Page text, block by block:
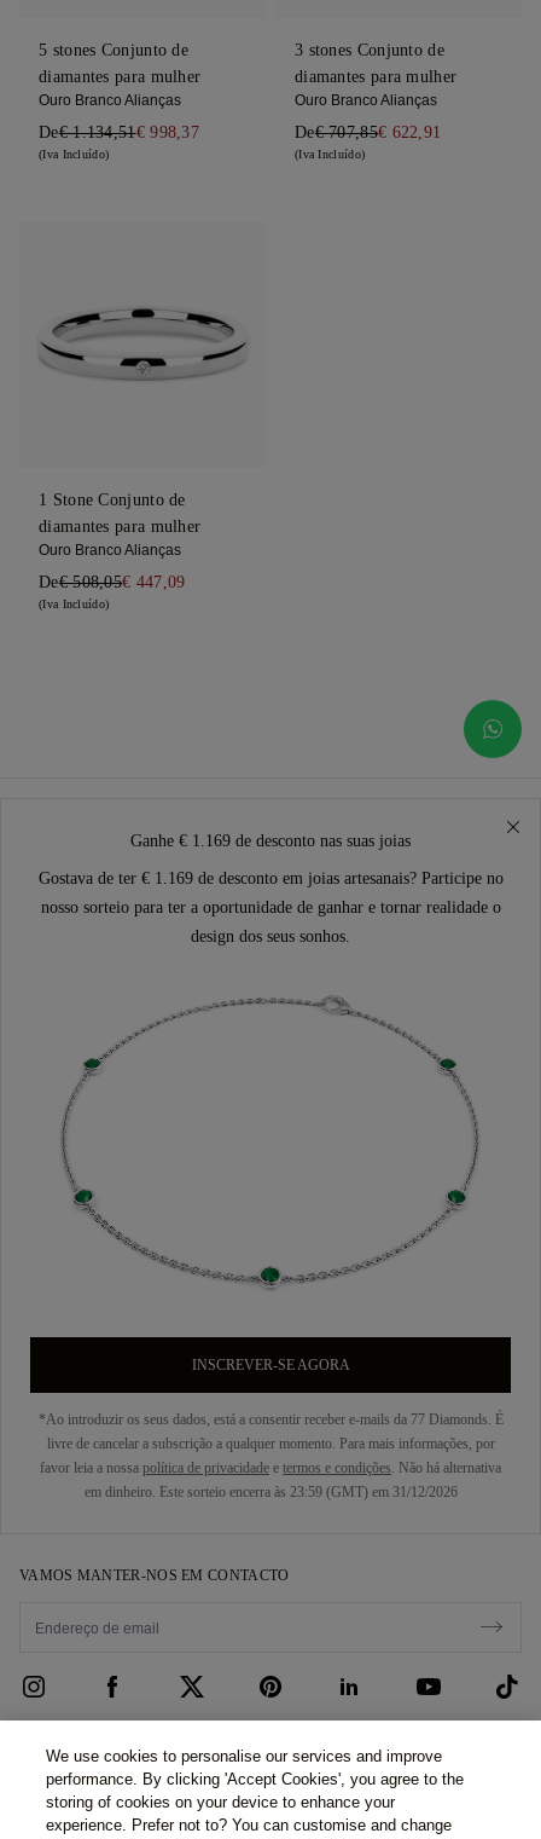
5 stones Conjunto de
diamantes para mulher
Ouro Branco Alianças
De€ 1.134,51€ 998,37
(Iva Incluído)
3 stones Conjunto de
diamantes para mulher
Ouro Branco Alianças
De€ 707,85€ 622,91
(Iva Incluído)
1 Stone Conjunto de
diamantes para mulher
Ouro Branco Alianças
De€ 508,05€ 447,09
(Iva Incluído)
Ganhe € 1.169 de desconto nas suas joias
Gostava de ter € 1.169 de desconto em joias artesanais? Participe no
nosso sorteio para ter a oportunidade de ganhar e tornar realidade o
design dos seus sonhos.
INSCREVER-SE AGORA
*Ao introduzir os seus dados, está a consentir receber e-mails da 77 Diamonds. É
livre de cancelar a subscrição a qualquer momento. Para mais informações, por
favor leia a nossa política de privacidade e termos e condições . Não há alternativa
em dinheiro. Este sorteio encerra às 23:59 (GMT) em 31/12/2026
VAMOS MANTER-NOS EM CONTACTO
ATENDIMENTO AO CLIENTE
Contacte-nos
Agendar uma consulta
SOBRE NÓS
A Nossa História
We use cookies to personalise our services and improve
performance. By clicking 'Accept Cookies', you agree to the
storing of cookies on your device to enhance your
experience. Prefer not to? You can customise and change